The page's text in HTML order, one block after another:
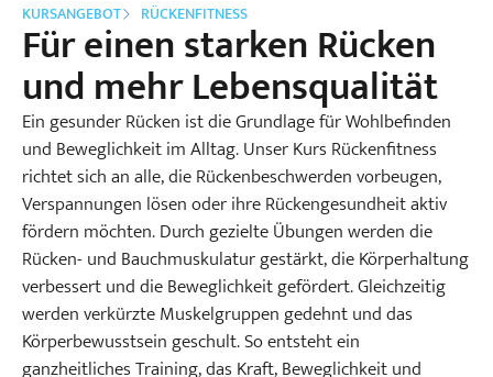
KURSANGEBOT RÜCKENFITNESS
Für einen starken Rücken
und mehr Lebensqualität
Ein gesunder Rücken ist die Grundlage für Wohlbefinden
und Beweglichkeit im Alltag. Unser Kurs Rückenfitness
richtet sich an alle, die Rückenbeschwerden vorbeugen,
Verspannungen lösen oder ihre Rückengesundheit aktiv
fördern möchten. Durch gezielte Übungen werden die
Rücken- und Bauchmuskulatur gestärkt, die Körperhaltung
verbessert und die Beweglichkeit gefördert. Gleichzeitig
werden verkürzte Muskelgruppen gedehnt und das
Körperbewusstsein geschult. So entsteht ein
ganzheitliches Training, das Kraft, Beweglichkeit und